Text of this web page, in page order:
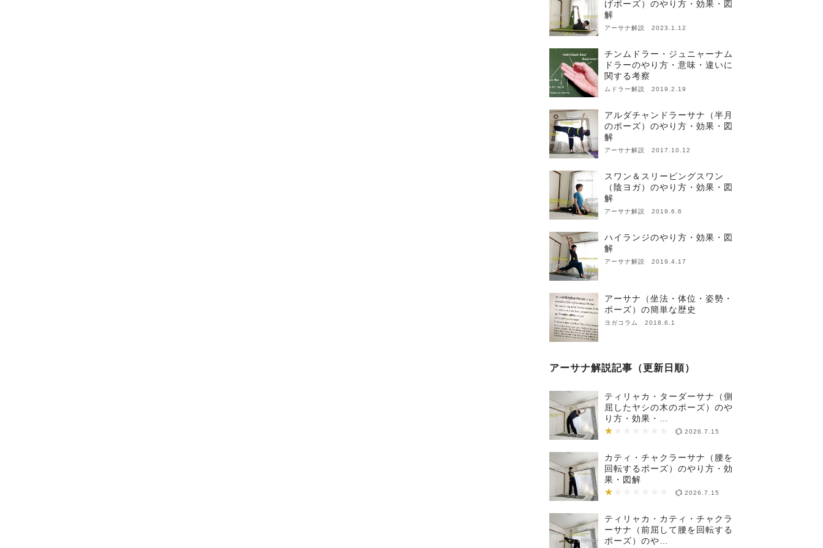
げポーズ）のやり方・効果・図
解
アーサナ解説 2023.1.12
チンムドラー・ジュニャーナム
ドラーのやり方・意味・違いに
関する考察
ムドラー解説 2019.2.19
アルダチャンドラーサナ（半月
のポーズ）のやり方・効果・図
解
アーサナ解説 2017.10.12
スワン＆スリーピングスワン
（陰ヨガ）のやり方・効果・図
解
アーサナ解説 2019.6.6
ハイランジのやり方・効果・図
解
アーサナ解説 2019.4.17
アーサナ（坐法・体位・姿勢・
ポーズ）の簡単な歴史
ヨガコラム 2018.6.1
アーサナ解説記事（更新日順）
ティリャカ・ターダーサナ（側
屈したヤシの木のポーズ）のや
り方・効果・…
★
★★★★★★★ 2026.7.15
カティ・チャクラーサナ（腰を
回転するポーズ）のやり方・効
果・図解
★
★★★★★★★ 2026.7.15
ティリャカ・カティ・チャクラ
ーサナ（前屈して腰を回転する
ポーズ）のや…